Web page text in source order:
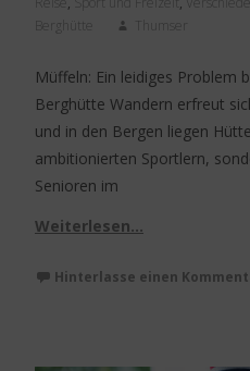
Berghütte
Thumser
Müffeln: Ein leidiges Problem
Berghütte Wandern erfreut
und in den Bergen liegen
ambitionierten Sportlern,
Senioren im
Weiterlesen…
Hinterlasse einen